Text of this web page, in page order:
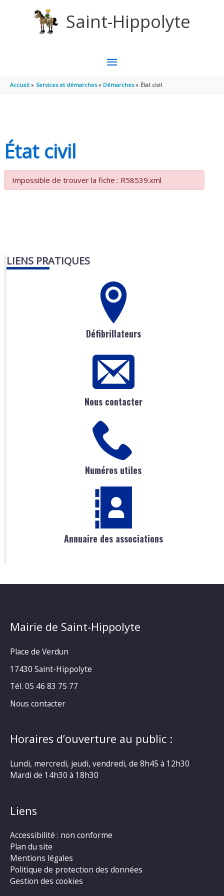
Saint-Hippolyte
MENU
PRINCIPAL
Accueil Services et démarches Démarches État civil
État civil
Impossible de trouver la fiche : R58539.xml
LIENS PRATIQUES
Défibrillateurs
Nous contacter
Numéros utiles
Annuaire des associations
Mairie de Saint-Hippolyte
Place de Verdun
17430 Saint-Hippolyte
Tél. 05 46 83 75 77
Nous contacter
Horaires d’ouverture au public :
Lundi, mercredi, jeudi, vendredi, de 8h45 à 12h30
Mardi de 14h30 à 18h30
Liens
Accessibilité : non conforme
Plan du site
Mentions légales
Politique de protection des données
Gestion des cookies